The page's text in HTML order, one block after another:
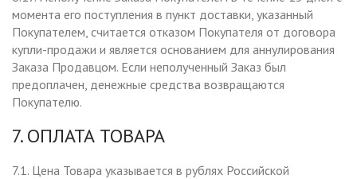
момента его поступления в пункт доставки, указанный
Покупателем, считается отказом Покупателя от договора
купли-продажи и является основанием для аннулирования
Заказа Продавцом. Если неполученный Заказ был
предоплачен, денежные средства возвращаются
Покупателю.
7. ОПЛАТА ТОВАРА
7.1. Цена Товара указывается в рублях Российской